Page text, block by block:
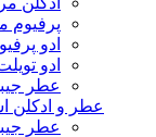
پرفیوم
ادو
ادو
عطر
عطر و ادکلن
عطر